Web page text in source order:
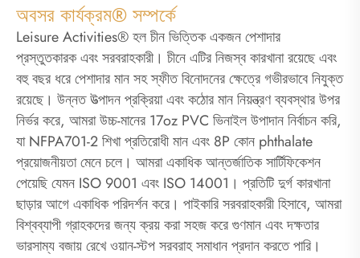
অবসর কার্যক্রম® সম্পর্কে
Leisure Activities® হল চীন ভিত্তিক একজন পেশাদার
প্রস্তুতকারক এবং সরবরাহকারী। চীনে এটির নিজস্ব কারখানা রয়েছে এবং
বহু বছর ধরে পেশাদার মান সহ স্ফীত বিনোদনের ক্ষেত্রে গভীরভাবে নিযুক্ত
রয়েছে। উন্নত উত্পাদন প্রক্রিয়া এবং কঠোর মান নিয়ন্ত্রণ ব্যবস্থার উপর
নির্ভর করে, আমরা উচ্চ-মানের 17oz PVC ভিনাইল উপাদান নির্বাচন করি,
যা NFPA701-2 শিখা প্রতিরোধী মান এবং 8P কোন phthalate
প্রয়োজনীয়তা মেনে চলে। আমরা একাধিক আন্তর্জাতিক সার্টিফিকেশন
পেয়েছি যেমন ISO 9001 এবং ISO 14001। প্রতিটি দুর্গ কারখানা
ছাড়ার আগে একাধিক পরিদর্শন করে। পাইকারি সরবরাহকারী হিসাবে, আমরা
বিশ্বব্যাপী গ্রাহকদের জন্য ক্রয় করা সহজ করে গুণমান এবং দক্ষতার
ভারসাম্য বজায় রেখে ওয়ান-স্টপ সরবরাহ সমাধান প্রদান করতে পারি।